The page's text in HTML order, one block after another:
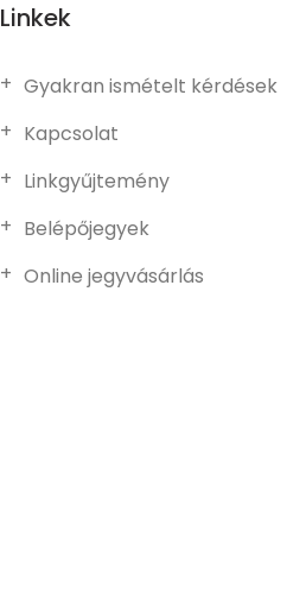
Linkek
Gyakran ismételt kérdések
Kapcsolat
Linkgyűjtemény
Belépőjegyek
Online jegyvásárlás